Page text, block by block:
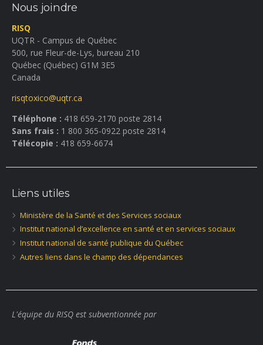
Nous joindre
RISQ
UQTR - Campus de Québec
500, rue Fleur-de-Lys, bureau 210
Québec (Québec) G1M 3E5
Canada
risqtoxico@uqtr.ca
Téléphone : 418 659-2170 poste 2814
Sans frais : 1 800 365-0922 poste 2814
Télécopie : 418 659-6674
Liens utiles
Ministère de la Santé et des Services sociaux
Institut national d’excellence en santé et en services sociaux
Institut national de santé publique du Québec
Autres liens dans le champ des dépendances
L'équipe du RISQ est subventionnée par